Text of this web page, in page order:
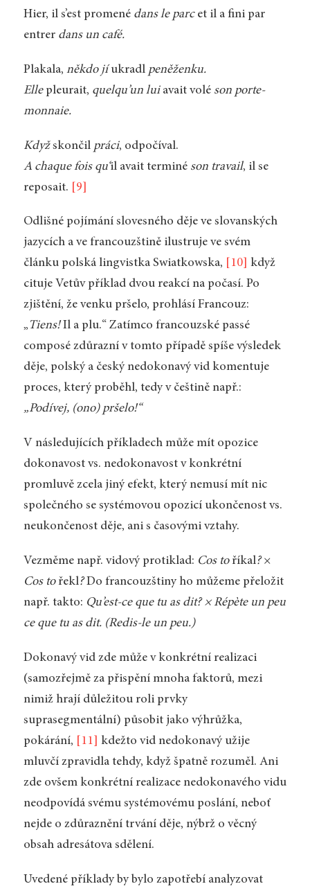
Hier, il s’est promené dans le parcet il a fini par
entrer dans un café.
Plakala, někdo jíukradl peněženku.
Ellepleurait, quelqu’un luiavait volé son porte-
monnaie.
Kdyžskončil práci, odpočíval.
A chaque fois qu‘il avait terminé son travail, il se
reposait.
[9]
Odlišné pojímání slovesného děje ve slovanských
jazycích a ve francouzštině ilustruje ve svém
článku polská lingvistka Swiatkowska,
[10]
když
cituje Vetův příklad dvou reakcí na počasí. Po
zjištění, že venku pršelo, prohlásí Francouz:
„ Tiens!Il a plu.“ Zatímco francouzské passé
composé zdůrazní v tomto případě spíše výsledek
děje, polský a český nedokonavý vid komentuje
proces, který proběhl, tedy v češtině např.:
„Podívej, (ono) pršelo!“
V následujících příkladech může mít opozice
dokonavost vs. nedokonavost v konkrétní
promluvě zcela jiný efekt, který nemusí mít nic
společného se systémovou opozicí ukončenost vs.
neukončenost děje, ani s časovými vztahy.
Vezměme např. vidový protiklad: Cos toříkal?×
Cos tořekl?Do francouzštiny ho můžeme přeložit
např. takto: Qu’est-ce que tu as dit? × Répète un peu
ce que tu as dit. (Redis-le un peu.)
Dokonavý vid zde může v konkrétní realizaci
(samozřejmě za přispění mnoha faktorů, mezi
nimiž hrají důležitou roli prvky
suprasegmentální) působit jako výhrůžka,
pokárání,
[11]
kdežto vid nedokonavý užije
mluvčí zpravidla tehdy, když špatně rozuměl. Ani
zde ovšem konkrétní realizace nedokonavého vidu
neodpovídá svému systémovému poslání, neboť
nejde o zdůraznění trvání děje, nýbrž o věcný
obsah adresátova sdělení.
Uvedené příklady by bylo zapotřebí analyzovat